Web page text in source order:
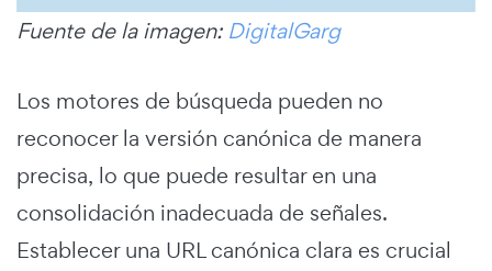
Fuente de la imagen: DigitalGarg
Los motores de búsqueda pueden no
reconocer la versión canónica de manera
precisa, lo que puede resultar en una
consolidación inadecuada de señales.
Establecer una URL canónica clara es crucial